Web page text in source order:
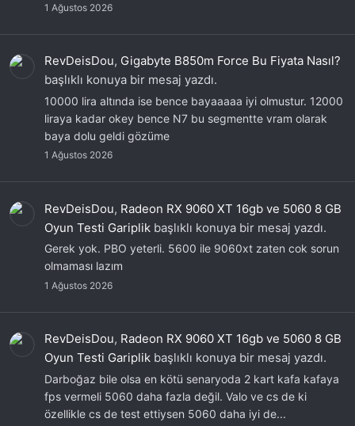
1 Ağustos 2026
RevDeisDou, Gigabyte B850m Force Bu Fiyata Nasıl?
başlıklı konuya bir mesaj yazdı.
10000 lira altında ise bence bayaaaaa iyi olmustur. 12000
liraya kadar okey bence N7 bu segmentte vram olarak
baya dolu geldi gözüme
1 Ağustos 2026
RevDeisDou, Radeon RX 9060 XT 16gb ve 5060 8 GB
Oyun Testi Gariplik başlıklı konuya bir mesaj yazdı.
Gerek yok. PBO yeterli. 5600 ile 9060xt zaten cok sorun
olmaması lazım
1 Ağustos 2026
RevDeisDou, Radeon RX 9060 XT 16gb ve 5060 8 GB
Oyun Testi Gariplik başlıklı konuya bir mesaj yazdı.
Darboğaz bile olsa en kötü senaryoda 2 kart kafa kafaya
fps vermeli 5060 daha fazla değil. Valo ve cs de ki
özellikle cs de test ettiysen 5060 daha iyi de...